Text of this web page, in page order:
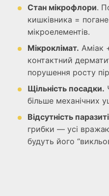
Стан мікрофлори.
кишківника =
мікроелементів.
Мікроклімат. Аміак
контактний
порушення росту
Щільність посадки.
більше механічних
Відсутність
грибки — усі
будуть його